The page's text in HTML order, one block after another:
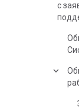
с
keyboard_arrow_down